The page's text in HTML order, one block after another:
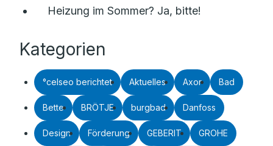
Heizung im Sommer? Ja, bitte!
Kategorien
°celseo berichtet Aktuelles Axor Bad
Bette BRÖTJE burgbad Danfoss
Design Förderung GEBERIT GROHE